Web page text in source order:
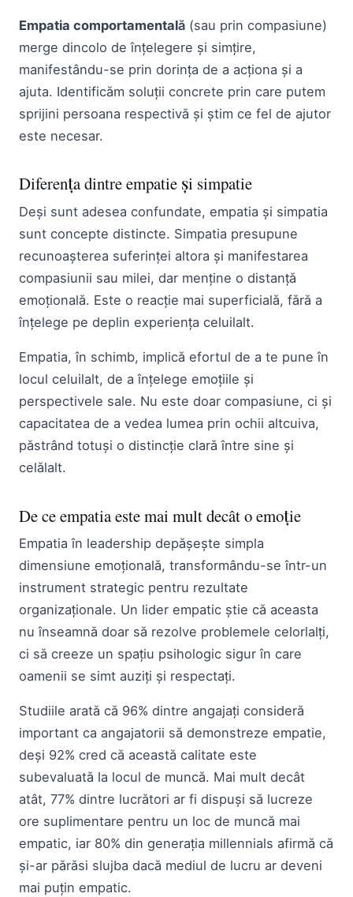
Empatia comportamentală (sau prin compasiune)
merge dincolo de înțelegere și simțire,
manifestându-se prin dorința de a acționa și a
ajuta. Identificăm soluții concrete prin care putem
sprijini persoana respectivă și știm ce fel de ajutor
este necesar.
Diferența dintre empatie și simpatie
Deși sunt adesea confundate, empatia și simpatia
sunt concepte distincte. Simpatia presupune
recunoașterea suferinței altora și manifestarea
compasiunii sau milei, dar menține o distanță
emoțională. Este o reacție mai superficială, fără a
înțelege pe deplin experiența celuilalt.
Empatia, în schimb, implică efortul de a te pune în
locul celuilalt, de a înțelege emoțiile și
perspectivele sale. Nu este doar compasiune, ci și
capacitatea de a vedea lumea prin ochii altcuiva,
păstrând totuși o distincție clară între sine și
celălalt.
De ce empatia este mai mult decât o emoție
Empatia în leadership depășește simpla
dimensiune emoțională, transformându-se într-un
instrument strategic pentru rezultate
organizaționale. Un lider empatic știe că aceasta
nu înseamnă doar să rezolve problemele celorlalți,
ci să creeze un spațiu psihologic sigur în care
oamenii se simt auziți și respectați.
Studiile arată că 96% dintre angajați consideră
important ca angajatorii să demonstreze empatie,
deși 92% cred că această calitate este
subevaluată la locul de muncă. Mai mult decât
atât, 77% dintre lucrători ar fi dispuși să lucreze
ore suplimentare pentru un loc de muncă mai
empatic, iar 80% din generația millennials afirmă că
și-ar părăsi slujba dacă mediul de lucru ar deveni
mai puțin empatic.